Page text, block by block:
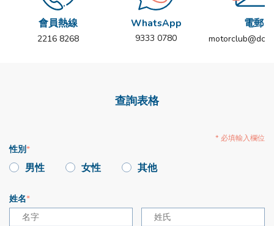
會員熱線
2216 8268
WhatsApp
9333 0780
電郵
查詢表格
* 必填輸入欄位
性別
男性 女性 其他
姓名